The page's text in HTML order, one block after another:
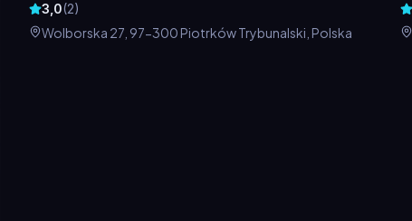
3,0(2)
Wolborska 27, 97-300 Piotrków Trybunalski, Polska